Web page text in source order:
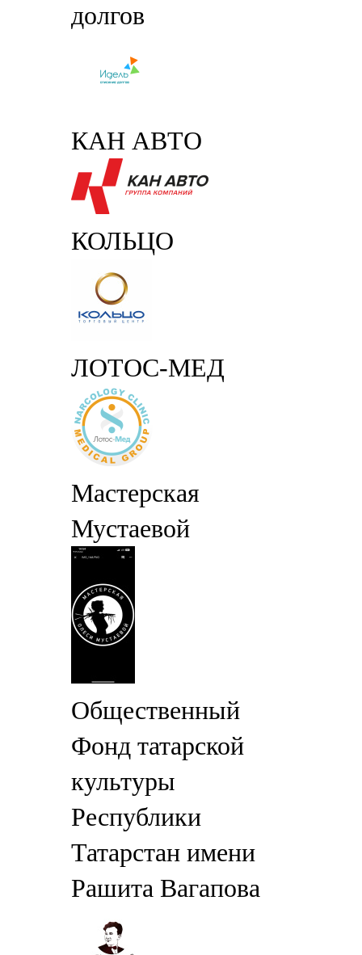
долгов
КАН АВТО
КОЛЬЦО
ЛОТОС-МЕД
Мастерская
Мустаевой
Общественный
Фонд татарской
культуры
Республики
Татарстан имени
Рашита Вагапова